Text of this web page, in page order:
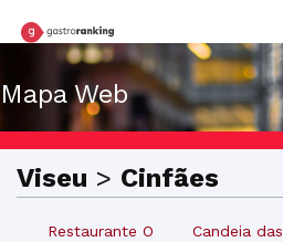
Mapa Web
Viseu > Cinfães
Restaurante O
Candeia das